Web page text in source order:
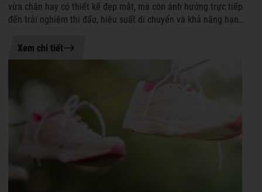
05-08-2026 15:10
vừa chân hay có thiết kế đẹp mắt, mà còn ảnh hưởng trực tiếp
đến trải nghiệm thi đấu, hiệu suất di chuyển và khả năng hạn
Xem chi tiết